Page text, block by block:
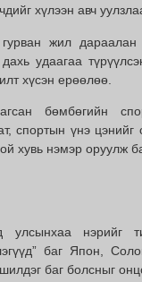
хүлээн авч
жил
удаагаа
хүсэн ерөөлөө.
бөмбөгийн
спортын үнэ цэнийг
хувь нэмэр оруулж
улсынхаа нэрийг
баг Япон,
баг болсныг